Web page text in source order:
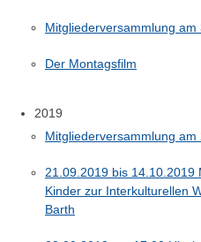
Mitgliederversammlung am
Der Montagsfilm
2019
Mitgliederversammlung am
21.09.2019 bis 14.10.2019
Kinder zur Interkulturellen
Barth